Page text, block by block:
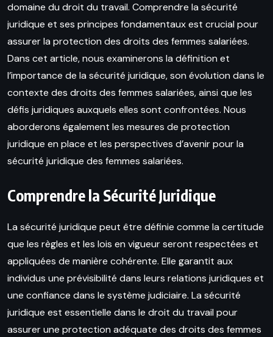
domaine du droit du travail. Comprendre la sécurité
juridique et ses principes fondamentaux est crucial pour
assurer la protection des droits des femmes salariées.
Dans cet article, nous examinerons la définition et
l’importance de la sécurité juridique, son évolution dans le
contexte des droits des femmes salariées, ainsi que les
défis juridiques auxquels elles sont confrontées. Nous
aborderons également les mesures de protection
juridique en place et les perspectives d’avenir pour la
sécurité juridique des femmes salariées.
Comprendre la Sécurité Juridique
La sécurité juridique peut être définie comme la certitude
que les règles et les lois en vigueur seront respectées et
appliquées de manière cohérente. Elle garantit aux
individus une prévisibilité dans leurs relations juridiques et
une confiance dans le système judiciaire. La sécurité
juridique est essentielle dans le droit du travail pour
assurer une protection adéquate des droits des femmes